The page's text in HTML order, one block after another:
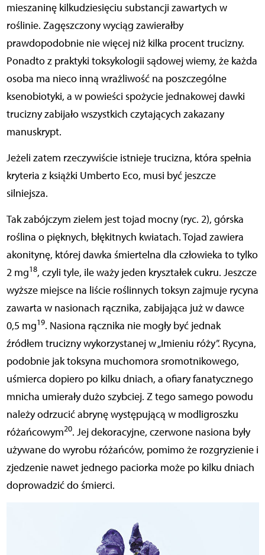
mieszaninę kilkudziesięciu substancji zawartych w
roślinie. Zagęszczony wyciąg zawierałby
prawdopodobnie nie więcej niż kilka procent trucizny.
Ponadto z praktyki toksykologii sądowej wiemy, że każda
osoba ma nieco inną wrażliwość na poszczególne
ksenobiotyki, a w powieści spożycie jednakowej dawki
trucizny zabijało wszystkich czytających zakazany
manuskrypt.
Jeżeli zatem rzeczywiście istnieje trucizna, która spełnia
kryteria z książki Umberto Eco, musi być jeszcze
silniejsza.
Tak zabójczym zielem jest tojad mocny (ryc. 2), górska
roślina o pięknych, błękitnych kwiatach. Tojad zawiera
akonitynę, której dawka śmiertelna dla człowieka to tylko
2 mg18, czyli tyle, ile waży jeden kryształek cukru. Jeszcze
wyższe miejsce na liście roślinnych toksyn zajmuje rycyna
zawarta w nasionach rącznika, zabijająca już w dawce
0,5 mg19. Nasiona rącznika nie mogły być jednak
źródłem trucizny wykorzystanej w „Imieniu róży”. Rycyna,
podobnie jak toksyna muchomora sromotnikowego,
uśmierca dopiero po kilku dniach, a ofiary fanatycznego
mnicha umierały dużo szybciej. Z tego samego powodu
należy odrzucić abrynę występującą w modligroszku
różańcowym20. Jej dekoracyjne, czerwone nasiona były
używane do wyrobu różańców, pomimo że rozgryzienie i
zjedzenie nawet jednego paciorka może po kilku dniach
doprowadzić do śmierci.